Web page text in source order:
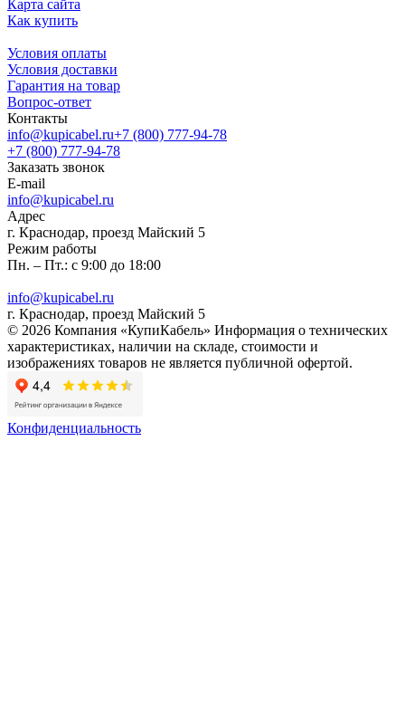
Карта сайта
Как купить
Условия оплаты
Условия доставки
Гарантия на товар
Вопрос-ответ
Контакты
info@kupicabel.ru+7 (800) 777-94-78
+7 (800) 777-94-78
Заказать звонок
E-mail
info@kupicabel.ru
Адрес
г. Краснодар, проезд Майский 5
Режим работы
Пн. – Пт.: с 9:00 до 18:00
info@kupicabel.ru
г. Краснодар, проезд Майский 5
© 2026 Компания «КупиКабель» Информация о технических
характеристиках, наличии на складе, стоимости и
изображениях товаров не является публичной офертой.
Конфиденциальность